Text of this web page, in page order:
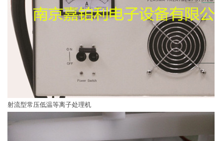
射流型常压低温等离子处理机